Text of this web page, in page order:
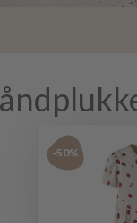
-50%